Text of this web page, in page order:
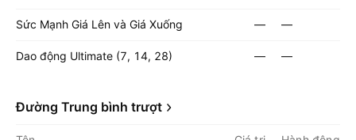
Sức Mạnh Giá Lên và Giá Xuống — —
Dao động Ultimate (7, 14, 28) — —
Đường Trung bình trượt